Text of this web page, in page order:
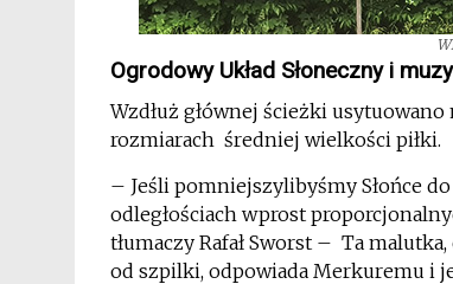
Ogrodowy Układ Słoneczny i
Wzdłuż głównej ścieżki usytuowano
rozmiarach średniej wielkości piłki.
– Jeśli pomniejszylibyśmy Słońce
odległościach wprost
tłumaczy Rafał Sworst – Ta
od szpilki, odpowiada Merkuremu i